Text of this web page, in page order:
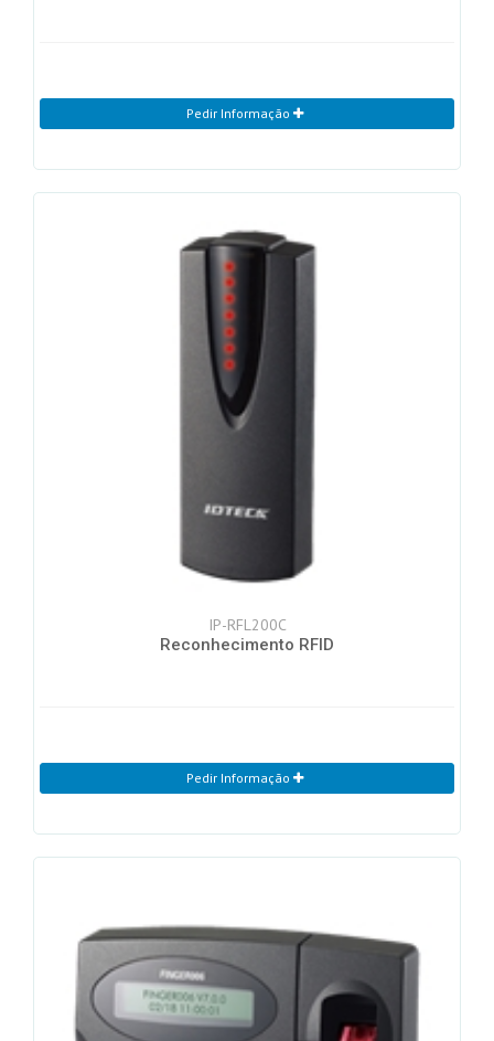
Pedir Informação
IP-RFL200C
Reconhecimento RFID
Pedir Informação